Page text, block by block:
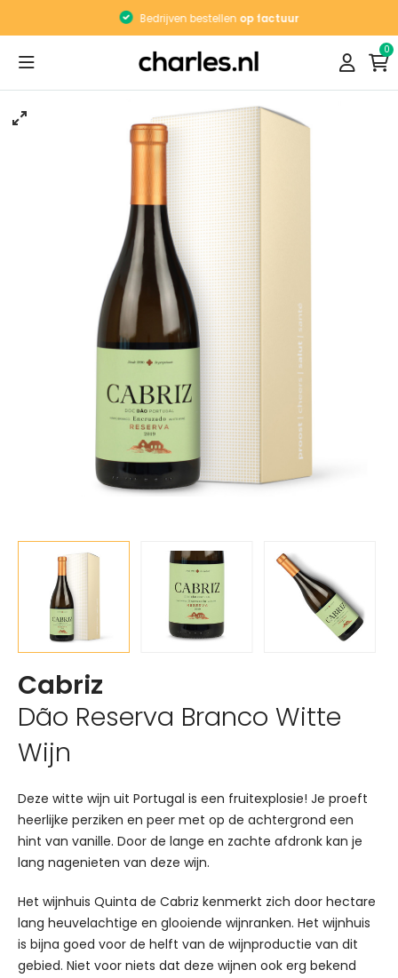
Bedrijven bestellenop factuur
0
Cabriz
Dão Reserva Branco Witte
Wijn
Deze witte wijn uit Portugal is een fruitexplosie! Je proeft
heerlijke perziken en peer met op de achtergrond een
hint van vanille. Door de lange en zachte afdronk kan je
lang nagenieten van deze wijn.
Het wijnhuis Quinta de Cabriz kenmerkt zich door hectare
lang heuvelachtige en glooiende wijnranken. Het wijnhuis
is bijna goed voor de helft van de wijnproductie van dit
gebied. Niet voor niets dat deze wijnen ook erg bekend